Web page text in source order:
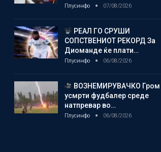
Плусинфо 07/08/2026
РЕАЛ ГО СРУШИ
СОПСТВЕНИОТ РЕКОРД За
Диоманде ќе плати…
Плусинфо 06/08/2026
ВОЗНЕМИРУВАЧКО Гром
усмрти фудбалер среде
натпревар во…
Плусинфо 06/08/2026